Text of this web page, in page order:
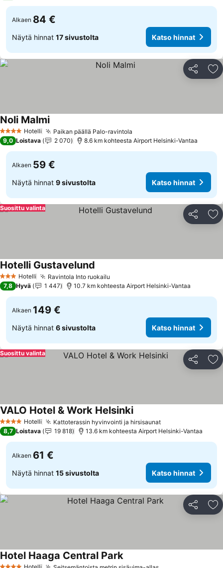
Alkaen 84 €
Näytä hinnat 17 sivustolta Katso hinnat
Jaa
4 Tähtiluokitus
Hotelli Paikan päällä Palo-ravintola
Noli Malmi
9,0 Loistava 2 070 8.6 km kohteesta Airport Helsinki-Vantaa
Alkaen 59 €
Näytä hinnat 9 sivustolta Katso hinnat
Jaa
Suosittu valinta
3 Tähtiluokitus
Hotelli Ravintola Into ruokailu
Hotelli Gustavelund
7,8 Hyvä 1 447 10.7 km kohteesta Airport Helsinki-Vantaa
Alkaen 149 €
Näytä hinnat 6 sivustolta Katso hinnat
Jaa
Suosittu valinta
4 Tähtiluokitus
Hotelli Kattoterassin hyvinvointi ja hirsisaunat
VALO Hotel & Work Helsinki
8,7 Loistava 19 818 13.6 km kohteesta Airport Helsinki-Vantaa
Alkaen 61 €
Näytä hinnat 15 sivustolta Katso hinnat
Jaa
Hotelli
Hotel Haaga Central Park